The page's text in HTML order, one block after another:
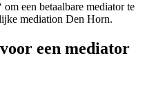
een betaalbare mediator te
mediation Den Horn.
een mediator